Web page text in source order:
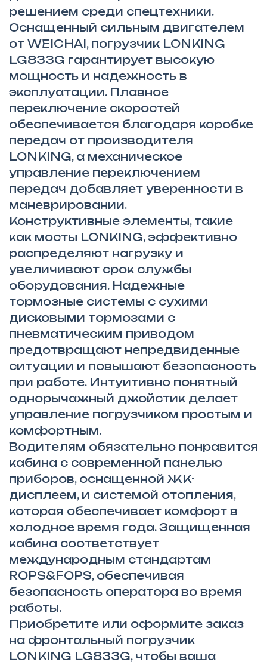
решением среди спецтехники.
Оснащенный сильным двигателем
от WEICHAI, погрузчик LONKING
LG833G гарантирует высокую
мощность и надежность в
эксплуатации. Плавное
переключение скоростей
обеспечивается благодаря коробке
передач от производителя
LONKING, а механическое
управление переключением
передач добавляет уверенности в
маневрировании.
Конструктивные элементы, такие
как мосты LONKING, эффективно
распределяют нагрузку и
увеличивают срок службы
оборудования. Надежные
тормозные системы с сухими
дисковыми тормозами с
пневматическим приводом
предотвращают непредвиденные
ситуации и повышают безопасность
при работе. Интуитивно понятный
однорычажный джойстик делает
управление погрузчиком простым и
комфортным.
Водителям обязательно понравится
кабина с современной панелью
приборов, оснащенной ЖК-
дисплеем, и системой отопления,
которая обеспечивает комфорт в
холодное время года. Защищенная
кабина соответствует
международным стандартам
ROPS&FOPS, обеспечивая
безопасность оператора во время
работы.
Приобретите или оформите заказ
на фронтальный погрузчик
LONKING LG833G, чтобы ваша